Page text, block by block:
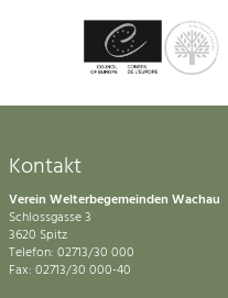
Kontakt
Verein Welterbegemeinden Wachau
Schlossgasse 3
3620 Spitz
Telefon: 02713/30 000
Fax: 02713/30 000-40